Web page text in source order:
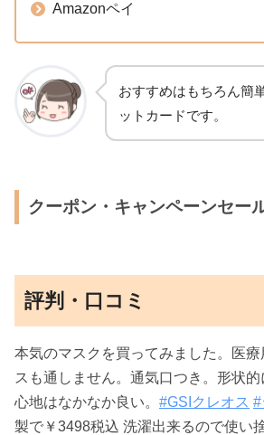
Amazonペイ
おすすめはもちろん簡
ットカードです。
クーポン・キャンペーンセー
評判・口コミ
本気のマスクを買ってみました。医
スも通しません。通気口つき。形状
心地はなかなか良い。 #GSIクレオス #
製で￥3498税込 洗濯出来るので使い